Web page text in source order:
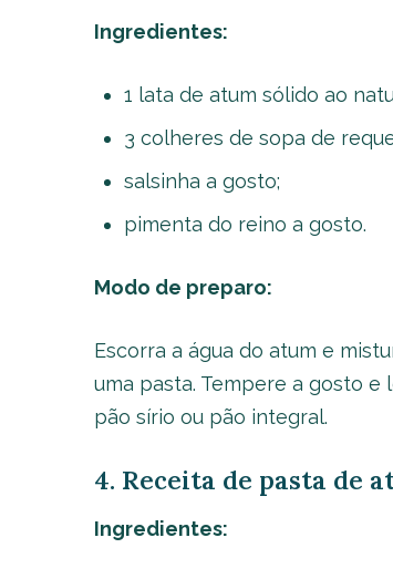
Ingredientes:
1 lata de atum sólido ao
3 colheres de sopa de
salsinha a gosto;
pimenta do reino a gosto.
Modo de preparo:
Escorra a água do atum e
uma pasta. Tempere a gosto e
pão sírio ou pão integral.
4. Receita de pasta de
Ingredientes: